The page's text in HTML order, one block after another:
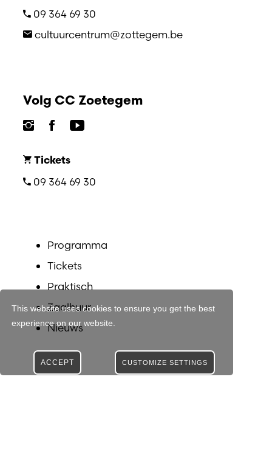
This website uses cookies to ensure you get the best
experience on our website.
CUSTOMIZE SETTINGS
ACCEPT
09 364 69 30
cultuurcentrum@zottegem.be
Volg CC Zoetegem
Tickets
09 364 69 30
Programma
Tickets
Praktisch
Zaalhuur
Nieuws